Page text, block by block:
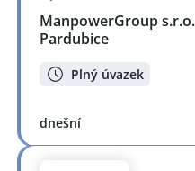
ManpowerGroup s.r.o.
Pardubice
Plný úvazek
dnešní